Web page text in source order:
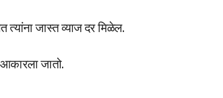
जास्त व्याज दर मिळेल.
जातो.